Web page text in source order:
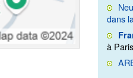
dans
à Paris